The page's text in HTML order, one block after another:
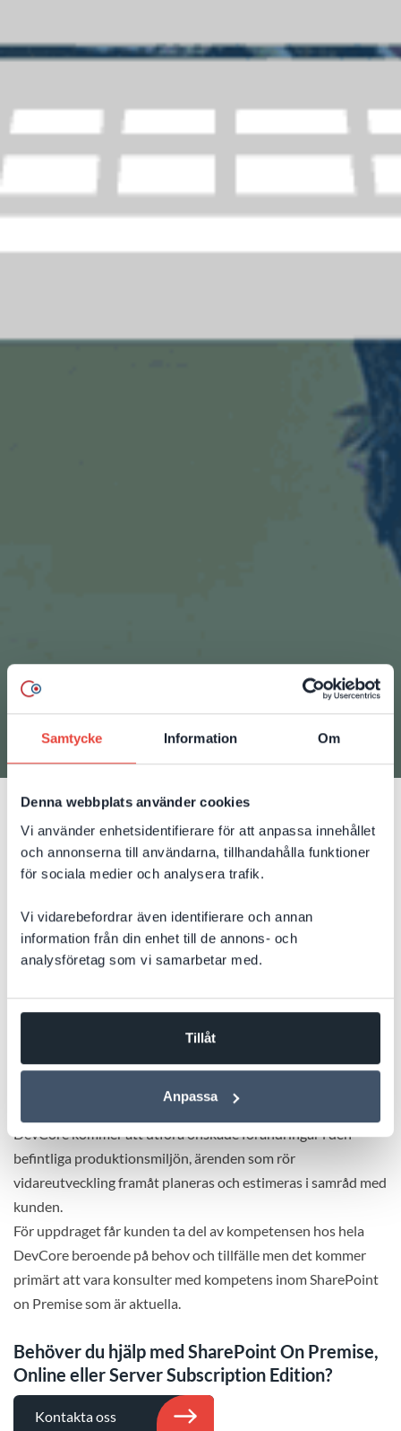
Samtycke Information Om
Denna webbplats använder cookies
Vi använder enhetsidentifierare för att anpassa innehållet
och annonserna till användarna, tillhandahålla funktioner
för sociala medier och analysera trafik.
Vi vidarebefordrar även identifierare och annan
information från din enhet till de annons- och
analysföretag som vi samarbetar med.
Tillåt
Anpassa
17 augusti 2023
Förvaltning av SharePoint
On Premise åt energibolag
Nytt avtal har signerats med ett svenskt
energibolag gällande administration, förvaltning
och vidareutveckling av SharePoint on Premise.
DevCore förvaltar nu SharePoint On Premise åt ett svenskt
energi- och miljöbolag. Det löpande avtalet omfattar
SharePoint on Premise-lösning.
DevCore kommer att utföra önskade förändringar i den
befintliga produktionsmiljön, ärenden som rör
vidareutveckling framåt planeras och estimeras i samråd med
kunden.
För uppdraget får kunden ta del av kompetensen hos hela
DevCore beroende på behov och tillfälle men det kommer
primärt att vara konsulter med kompetens inom SharePoint
on Premise som är aktuella.
Behöver du hjälp med SharePoint On Premise,
Online eller Server Subscription Edition?
Kontakta oss